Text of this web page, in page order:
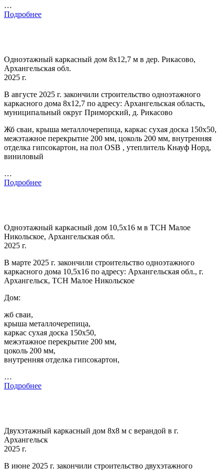
…
Подробнее
Одноэтажный каркасный дом 8х12,7 м в дер. Рикасово,
Архангельская обл.
2025 г.
В августе 2025 г. закончили строительство одноэтажного
каркасного дома 8х12,7 по адресу: Архангельская область,
муниципальный округ Приморский, д. Рикасово
Жб сваи, крыша металлочерепица, каркас сухая доска 150х50,
межэтажное перекрытие 200 мм, цоколь 200 мм, внутренняя
отделка гипсокартон, на пол OSB , утеплитель Кнауф Норд,
виниловый
…
Подробнее
Одноэтажный каркасный дом 10,5х16 м в ТСН Малое
Никольское, Архангельская обл.
2025 г.
В марте 2025 г. закончили строительство одноэтажного
каркасного дома 10,5х16 по адресу: Архангельская обл., г.
Архангельск, ТСН Малое Никольское
Дом:
жб сваи,
крыша металлочерепица,
каркас сухая доска 150х50,
межэтажное перекрытие 200 мм,
цоколь 200 мм,
внутренняя отделка гипсокартон,
…
Подробнее
Двухэтажный каркасный дом 8х8 м с верандой в г.
Архангельск
2025 г.
В июне 2025 г. закончили строительство двухэтажного